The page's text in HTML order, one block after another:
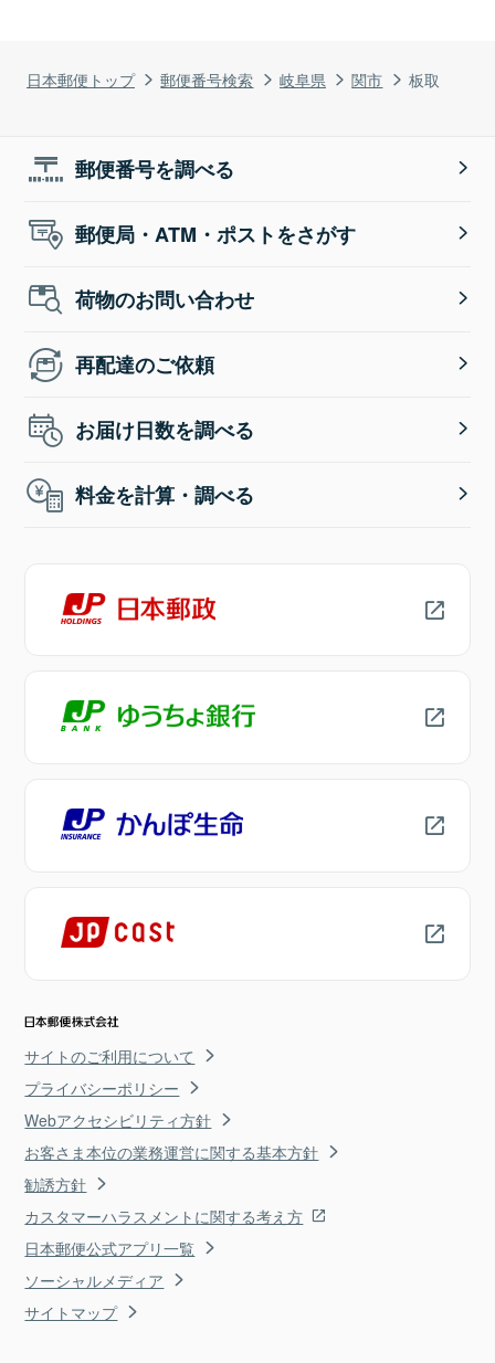
日本郵便トップ 郵便番号検索 岐阜県 関市 板取
郵便番号を調べる
郵便局・ATM・ポストをさがす
荷物のお問い合わせ
再配達のご依頼
お届け日数を調べる
料金を計算・調べる
サイトのご利用について
プライバシーポリシー
Webアクセシビリティ方針
お客さま本位の業務運営に関する基本方針
勧誘方針
カスタマーハラスメントに関する考え方
日本郵便公式アプリ一覧
ソーシャルメディア
サイトマップ